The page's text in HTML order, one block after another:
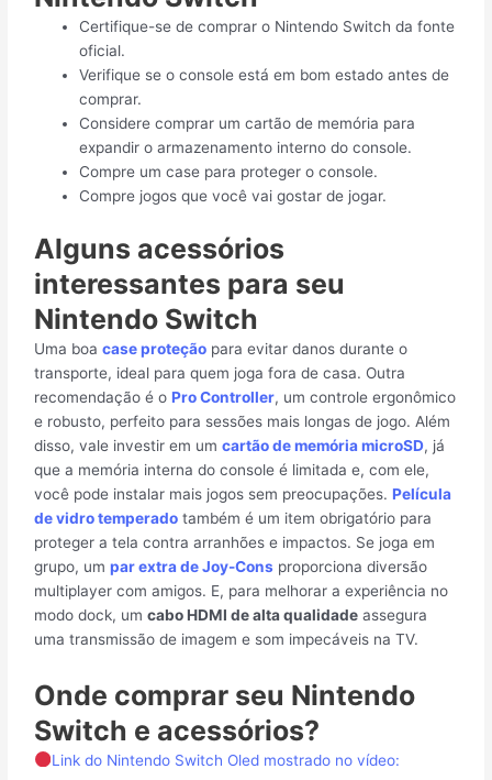
Certifique-se de comprar o Nintendo Switch da fonte
oficial.
Verifique se o console está em bom estado antes de
comprar.
Considere comprar um cartão de memória para
expandir o armazenamento interno do console.
Compre um case para proteger o console.
Compre jogos que você vai gostar de jogar.
Alguns acessórios
interessantes para seu
Nintendo Switch
Uma boacase proteção para evitar danos durante o
transporte, ideal para quem joga fora de casa. Outra
recomendação é oPro Controller, um controle ergonômico
e robusto, perfeito para sessões mais longas de jogo. Além
disso, vale investir em umcartão de memória microSD, já
que a memória interna do console é limitada e, com ele,
você pode instalar mais jogos sem preocupações.Película
de vidro temperado também é um item obrigatório para
proteger a tela contra arranhões e impactos. Se joga em
grupo, umpar extra de Joy-Cons proporciona diversão
multiplayer com amigos. E, para melhorar a experiência no
modo dock, umcabo HDMI de alta qualidade assegura
uma transmissão de imagem e som impecáveis na TV.
Onde comprar seu Nintendo
Switch e acessórios?
Link do Nintendo Switch Oled mostrado no vídeo: